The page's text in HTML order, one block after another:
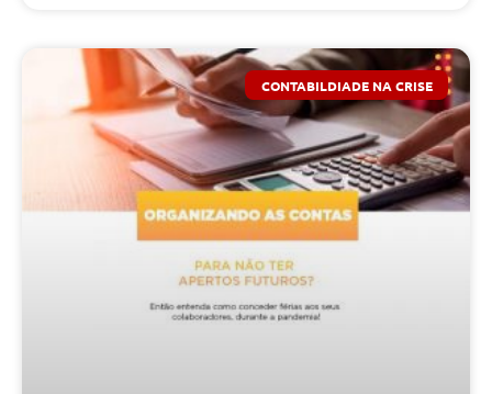
CONTABILDIADE NA CRISE